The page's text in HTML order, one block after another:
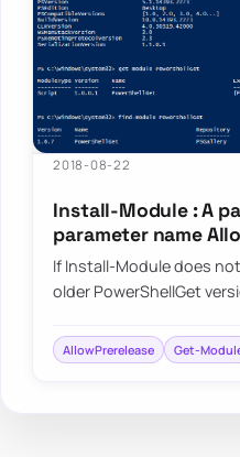
2018-08-22
Install-Module : A
parameter name
If Install-Module does
older PowerShellGet
AllowPrerelease Get-